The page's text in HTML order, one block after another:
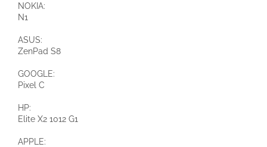
NOKIA:
N1
ASUS:
ZenPad S8
GOOGLE:
Pixel C
HP:
Elite X2 1012 G1
APPLE: